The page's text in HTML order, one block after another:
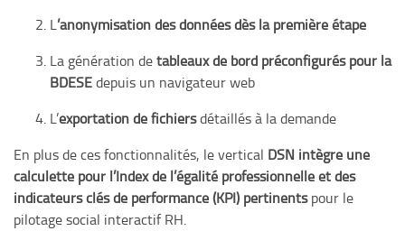
L’anonymisation des données dès la première étape
La génération detableaux de bord préconfigurés pour la
BDESEdepuis un navigateur web
L’exportation de fichiersdétaillés à la demande
En plus de ces fonctionnalités, le vertical DSN intègre une
calculette pour l’Index de l’égalité professionnelle et des
indicateurs clés de performance (KPI) pertinentspour le
pilotage social interactif RH.